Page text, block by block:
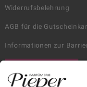
Widerrufsbelehrung
AGB für die
Informationen zur